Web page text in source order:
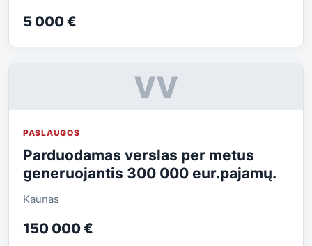
5 000 €
VV
PASLAUGOS
Parduodamas verslas per metus
generuojantis 300 000 eur.pajamų.
Kaunas
150 000 €